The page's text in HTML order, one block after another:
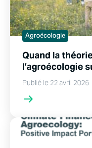
Agroécologie
Quand la
l’agroécologie
Publié le 22 avril 2026